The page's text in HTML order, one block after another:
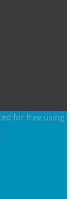
for free using